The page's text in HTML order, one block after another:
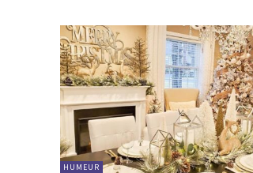
HUMEUR